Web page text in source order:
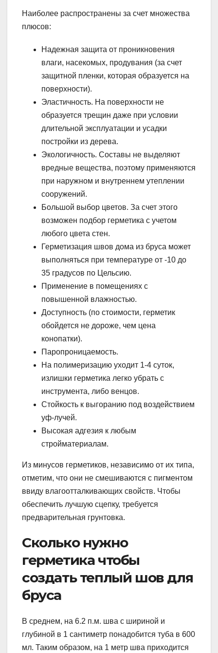
Наиболее распространены за счет множества
плюсов:
Надежная защита от проникновения
влаги, насекомых, продувания (за счет
защитной пленки, которая образуется на
поверхности).
Эластичность. На поверхности не
образуется трещин даже при условии
длительной эксплуатации и усадки
постройки из дерева.
Экологичность. Составы не выделяют
вредные вещества, поэтому применяются
при наружном и внутреннем утеплении
сооружений.
Большой выбор цветов. За счет этого
возможен подбор герметика с учетом
любого цвета стен.
Герметизация швов дома из бруса может
выполняться при температуре от -10 до
35 градусов по Цельсию.
Применение в помещениях с
повышенной влажностью.
Доступность (по стоимости, герметик
обойдется не дороже, чем цена
конопатки).
Паропроницаемость.
На полимеризацию уходит 1-4 суток,
излишки герметика легко убрать с
инструмента, либо венцов.
Стойкость к выгоранию под воздействием
уф-лучей.
Высокая адгезия к любым
стройматериалам.
Из минусов герметиков, независимо от их типа,
отметим, что они не смешиваются с пигментом
ввиду влагоотталкивающих свойств. Чтобы
обеспечить лучшую сцепку, требуется
предварительная грунтовка.
Сколько нужно
герметика чтобы
создать теплый шов для
бруса
В среднем, на 6.2 п.м. шва с шириной и
глубиной в 1 сантиметр понадобится туба в 600
мл. Таким образом, на 1 метр шва приходится